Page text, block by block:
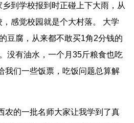
到学校报到时正碰上下大雨，从
感觉校园就是个大村落。 大学
豆腐，从来都不敢买1角2分钱的
没有油水，一个月35斤粮食也吃
我们一些饭票，吃饭问题总算解
农的一批名师大家让我学到了真